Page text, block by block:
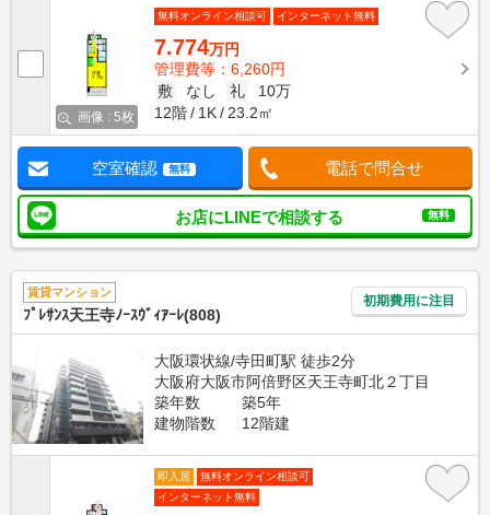
画像 : 5枚
無料オンライン相談可 インターネット無料
7.774万円
管理費等：6,260円
敷
なし 礼
10万
12階
1K 23.2㎡
空室確認 無料 電話で問合せ
お店にLINEで相談する 無料
賃貸マンション
ﾌﾟﾚｻﾝｽ天王寺ﾉｰｽｳﾞｨｱｰﾚ(808)
初期費用に注目
大阪環状線/寺田町駅 徒歩2分
大阪府大阪市阿倍野区天王寺町北２丁目
築年数
築5年
建物階数
12階建
即入居
無料オンライン相談可
インターネット無料